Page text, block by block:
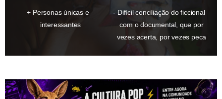
Personas únicas e
interessantes
Difícil conciliação do ficcional
com o documental, que por
vezes acerta, por vezes peca